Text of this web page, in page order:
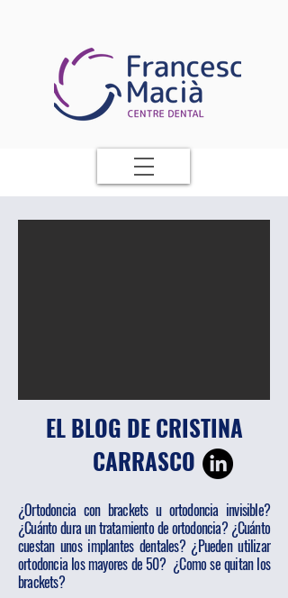
EL BLOG DE CRISTINA
CARRASCO
¿Ortodoncia con brackets u ortodoncia invisible?
¿Cuánto dura un tratamiento de ortodoncia? ¿Cuánto
cuestan unos implantes dentales? ¿Pueden utilizar
ortodoncia los mayores de 50? ¿Como se quitan los
brackets?